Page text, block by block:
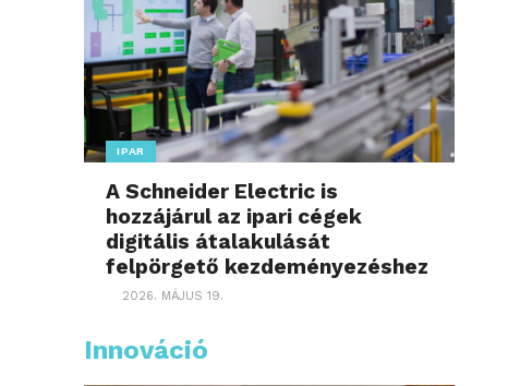
IPAR
A Schneider Electric is
hozzájárul az ipari cégek
digitális átalakulását
felpörgető kezdeményezéshez
2026. MÁJUS 19.
Innováció